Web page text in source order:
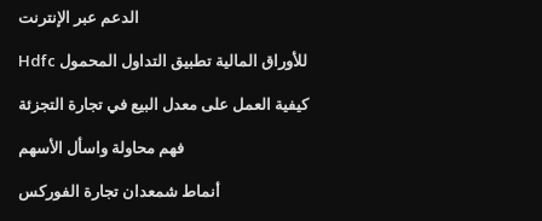
الدعم عبر الإنترنت
Hdfc للأوراق المالية تطبيق التداول المحمول
كيفية العمل على معدل البيع في تجارة التجزئة
فهم محاولة واسأل الأسهم
أنماط شمعدان تجارة الفوركس